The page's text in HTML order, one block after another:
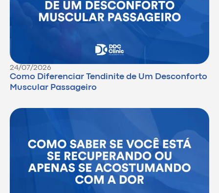
24/07/2026
Como Diferenciar Tendinite de Um Desconforto
Muscular Passageiro